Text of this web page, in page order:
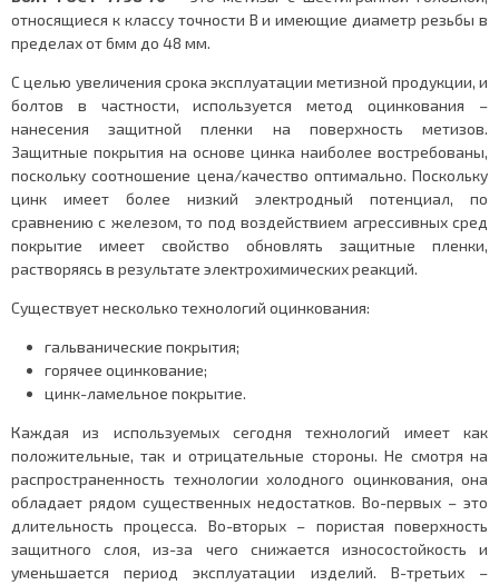
относящиеся к классу точности В и имеющие диаметр резьбы в
пределах от 6мм до 48 мм.
С целью увеличения срока эксплуатации метизной продукции, и
болтов в частности, используется метод оцинкования –
нанесения защитной пленки на поверхность метизов.
Защитные покрытия на основе цинка наиболее востребованы,
поскольку соотношение цена/качество оптимально. Поскольку
цинк имеет более низкий электродный потенциал, по
сравнению с железом, то под воздействием агрессивных сред
покрытие имеет свойство обновлять защитные пленки,
растворяясь в результате электрохимических реакций.
Существует несколько технологий оцинкования:
гальванические покрытия;
горячее оцинкование;
цинк-ламельное покрытие.
Каждая из используемых сегодня технологий имеет как
положительные, так и отрицательные стороны. Не смотря на
распространенность технологии холодного оцинкования, она
обладает рядом существенных недостатков. Во-первых – это
длительность процесса. Во-вторых – пористая поверхность
защитного слоя, из-за чего снижается износостойкость и
уменьшается период эксплуатации изделий. В-третьих –